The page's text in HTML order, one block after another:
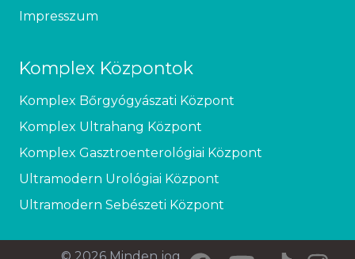
Impresszum
Komplex Központok
Komplex Bőrgyógyászati Központ
Komplex Ultrahang Központ
Komplex Gasztroenterológiai Központ
Ultramodern Urológiai Központ
Ultramodern Sebészeti Központ